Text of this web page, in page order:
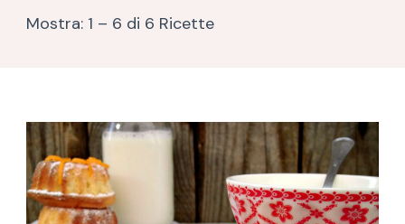
Mostra: 1 – 6 di 6 Ricette